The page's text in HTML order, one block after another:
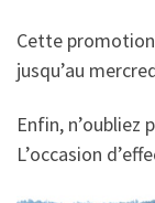
Cette
jusqu’au
Enfin, n’oubliez
L’occasion